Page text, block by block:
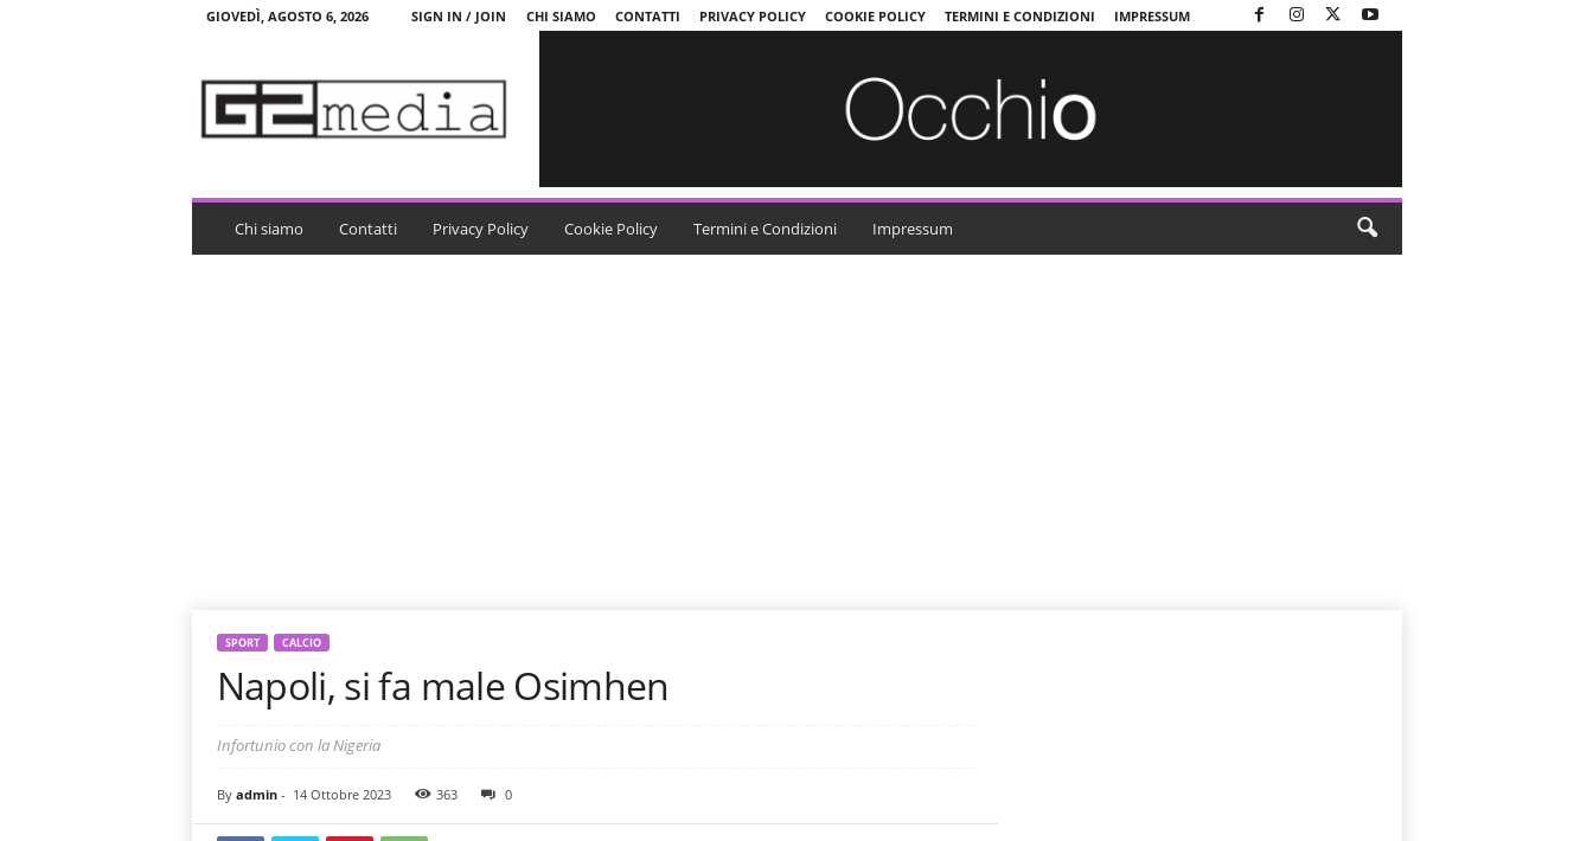
GIOVEDÌ, AGOSTO 6, 2026 SIGN IN / JOIN CHI SIAMO CONTATTI PRIVACY POLICY COOKIE POLICY TERMINI E CONDIZIONI IMPRESSUM
a
Chi siamo Contatti Privacy Policy Cookie Policy Termini e Condizioni Impressum
SPORT CALCIO
Napoli, si fa male Osimhen
Infortunio con la Nigeria
By admin- 14 Ottobre 2023 363 0